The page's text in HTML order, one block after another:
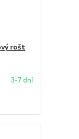
rošt
3-7 dní